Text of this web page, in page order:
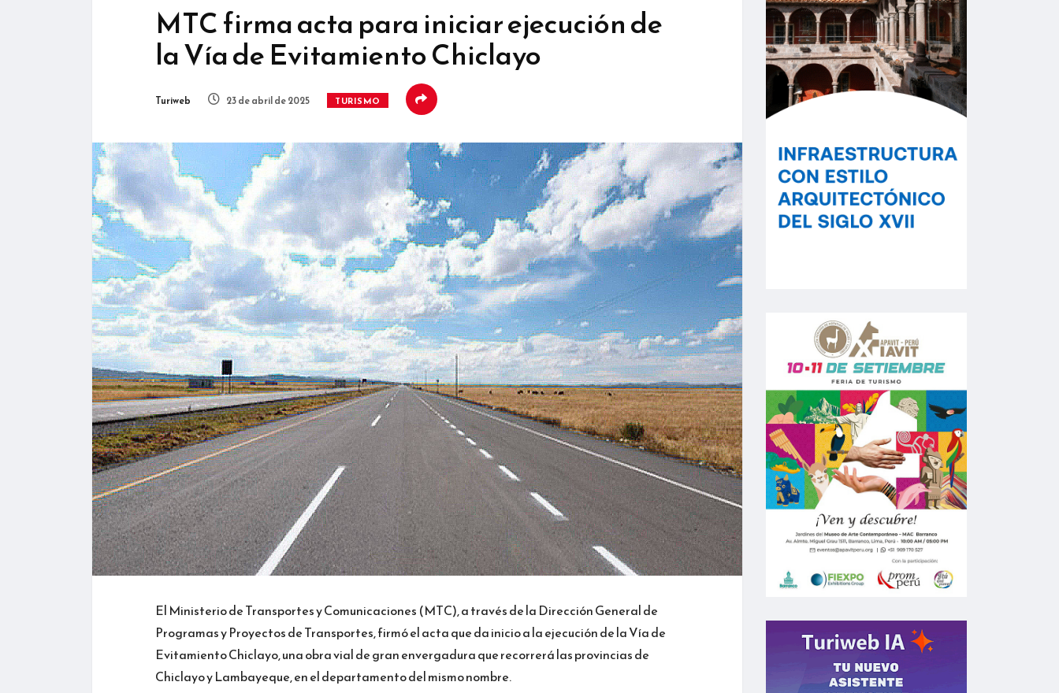
MTC firma acta para iniciar ejecución de
la Vía de Evitamiento Chiclayo
Turiweb 23 de abril de 2025 TURISMO
El Ministerio de Transportes y Comunicaciones (MTC), a través de la Dirección General de
Programas y Proyectos de Transportes, firmó el acta que da inicio a la ejecución de la Vía de
Evitamiento Chiclayo, una obra vial de gran envergadura que recorrerá las provincias de
Chiclayo y Lambayeque, en el departamento del mismo nombre.